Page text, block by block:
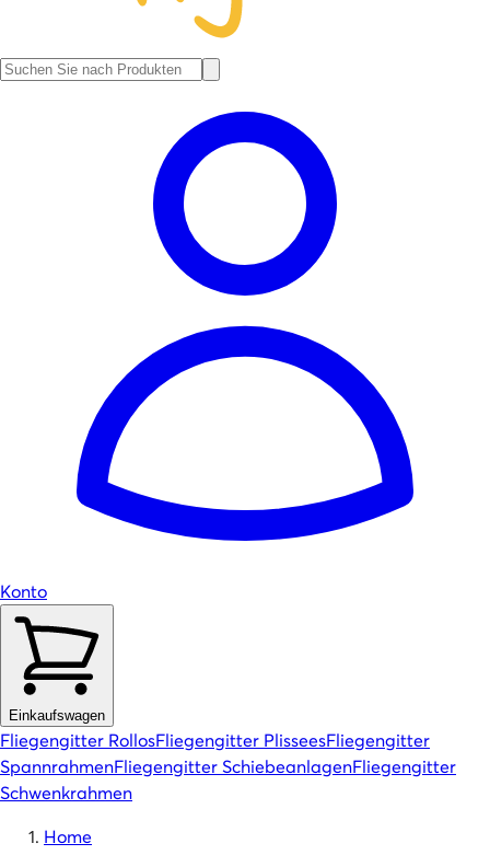
Konto
Einkaufswagen
Fliegengitter RollosFliegengitter PlisseesFliegengitter
SpannrahmenFliegengitter SchiebeanlagenFliegengitter
Schwenkrahmen
Home